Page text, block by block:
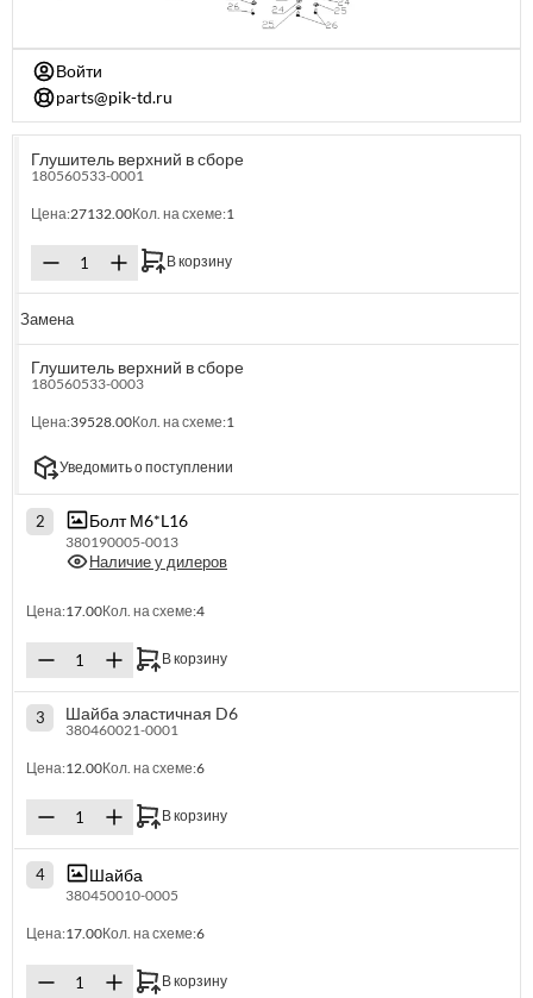
Войти
parts@pik-td.ru
Глушитель верхний в сборе
180560533-0001
Цена:27132.00Кол. на схеме:1
В корзину
Замена
Глушитель верхний в сборе
180560533-0003
Цена:39528.00Кол. на схеме:1
Уведомить о поступлении
2 Болт М6*L16
380190005-0013
Наличие у дилеров
Цена:17.00Кол. на схеме:4
В корзину
3 Шайба эластичная D6
380460021-0001
Цена:12.00Кол. на схеме:6
В корзину
4 Шайба
380450010-0005
Цена:17.00Кол. на схеме:6
В корзину